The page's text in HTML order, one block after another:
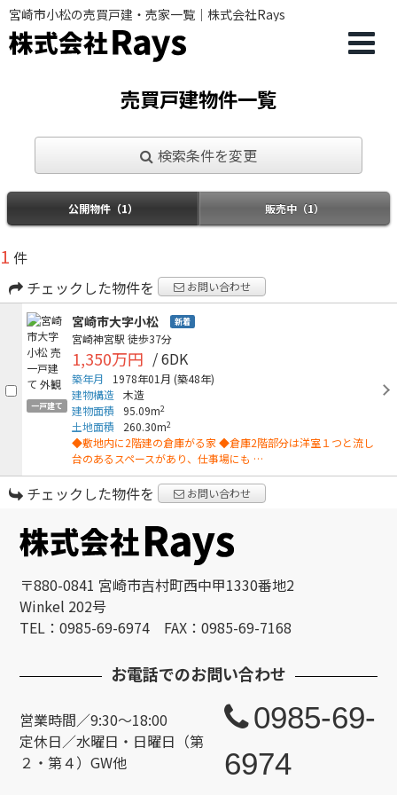
宮崎市小松の売買戸建・売家一覧｜株式会社Rays
売買戸建物件一覧
検索条件を変更
公開物件（1） 販売中（1）
1 件
チェックした物件を
お問い合わせ
一戸建て
宮崎市大字小松 新着
宮崎神宮駅 徒歩37分
1,350万円 / 6DK
築年月 1978年01月 (築48年)
建物構造 木造
建物面積
95.09m2
土地面積 260.30m2
◆敷地内に2階建の倉庫がる家 ◆倉庫2階部分は洋室１つと流し
台のあるスペースがあり、仕事場にも …
チェックした物件を お問い合わせ
〒880-0841 宮崎市吉村町西中甲1330番地2
Winkel 202号
TEL：0985-69-6974 FAX：0985-69-7168
お電話でのお問い合わせ
営業時間／9:30～18:00
定休日／水曜日・日曜日（第
２・第４）GW他
0985-69-
6974